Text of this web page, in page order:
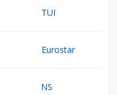
TUI
Eurostar
NS